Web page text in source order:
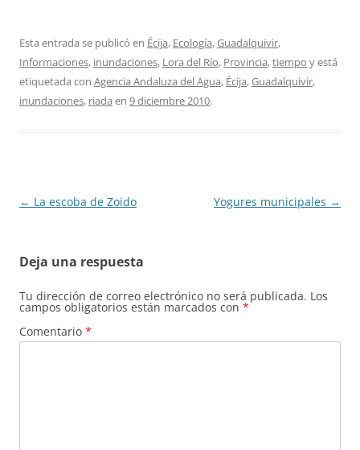
Esta entrada se publicó en Écija, Ecología,Guadalquivir,
Informaciones, inundaciones, Lora del Río, Provincia,tiempo y está
etiquetada con Agencia Andaluza del Agua, Écija,Guadalquivir,
inundaciones, riada en 9 diciembre 2010.
Navegación
← La escoba de Zoido Yogures municipales →
Deja una respuesta
Tu dirección de correo electrónico no será publicada. Los
campos obligatorios están marcados con *
Comentario *